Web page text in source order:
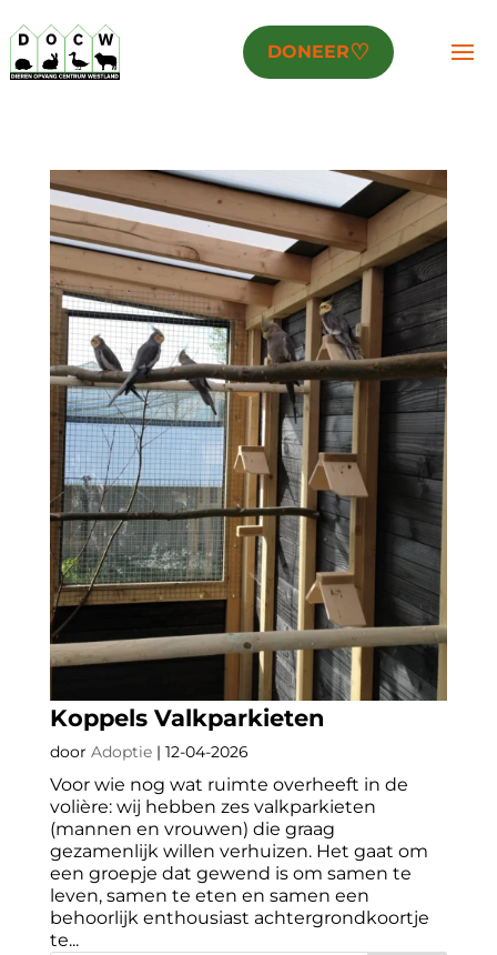
DONEER♡
Koppels Valkparkieten
door Adoptie| 12-04-2026
Voor wie nog wat ruimte overheeft in de
volière: wij hebben zes valkparkieten
(mannen en vrouwen) die graag
gezamenlijk willen verhuizen. Het gaat om
een groepje dat gewend is om samen te
leven, samen te eten en samen een
behoorlijk enthousiast achtergrondkoortje
te...